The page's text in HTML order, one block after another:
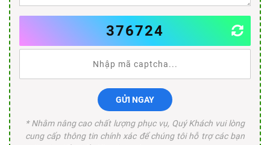
376724
GỬI NGAY
* Nhằm nâng cao chất lượng phục vụ, Quý Khách vui lòng
cung cấp thông tin chính xác để chúng tôi hỗ trợ các bạn